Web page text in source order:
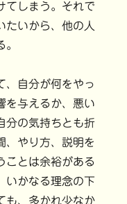
てしまう。それで
たいから、他の人
自分が何をやっ
を与えるか、悪い
分の気持ちとも折
、やり方、説明を
ことは余裕がある
いかなる理念の下
も、多かれ少なか